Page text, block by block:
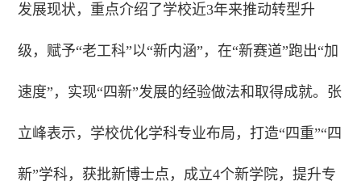
发展现状，重点介绍了学校近3年来推动转型升
级，赋予“老工科”以“新内涵”，在“新赛道”跑出“加
速度”，实现“四新”发展的经验做法和取得成就。张
立峰表示，学校优化学科专业布局，打造“四重”“四
新”学科，获批新博士点，成立4个新学院，提升专